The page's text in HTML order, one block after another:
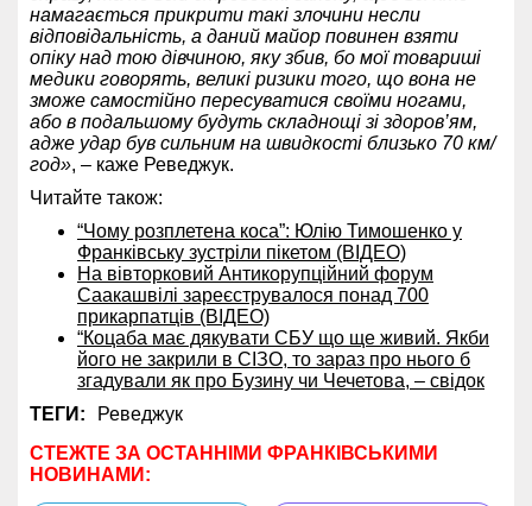
намагається прикрити такі злочини несли
відповідальність, а даний майор повинен взяти
опіку над тою дівчиною, яку збив, бо мої товариші
медики говорять, великі ризики того, що вона не
зможе самостійно пересуватися своїми ногами,
або в подальшому будуть складнощі зі здоров’ям,
адже удар був сильним на швидкості близько 70 км/
год», – каже Реведжук.
Читайте також:
“Чому розплетена коса”: Юлію Тимошенко у
Франківську зустріли пікетом (ВІДЕО)
На вівторковий Антикорупційний форум
Саакашвілі зареєструвалося понад 700
прикарпатців (ВІДЕО)
“Коцаба має дякувати СБУ що ще живий. Якби
його не закрили в СІЗО, то зараз про нього б
згадували як про Бузину чи Чечетова, – свідок
ТЕГИ:
Реведжук
СТЕЖТЕ ЗА ОСТАННІМИ ФРАНКІВСЬКИМИ
НОВИНАМИ: